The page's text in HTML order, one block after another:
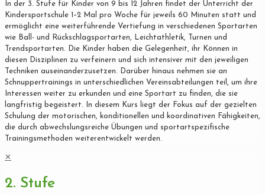
In der 3. Stufe für Kinder von 9 bis 12 Jahren findet der Unterricht der
Kindersportschule 1–2 Mal pro Woche für jeweils 60 Minuten statt und
ermöglicht eine weiterführende Vertiefung in verschiedenen Sportarten
wie Ball- und Rückschlagsportarten, Leichtathletik, Turnen und
Trendsportarten. Die Kinder haben die Gelegenheit, ihr Können in
diesen Disziplinen zu verfeinern und sich intensiver mit den jeweiligen
Techniken auseinanderzusetzen. Darüber hinaus nehmen sie an
Schnuppertrainings in unterschiedlichen Vereinsabteilungen teil, um ihre
Interessen weiter zu erkunden und eine Sportart zu finden, die sie
langfristig begeistert. In diesem Kurs liegt der Fokus auf der gezielten
Schulung der motorischen, konditionellen und koordinativen Fähigkeiten,
die durch abwechslungsreiche Übungen und sportartspezifische
Trainingsmethoden weiterentwickelt werden.
✕
2. Stufe